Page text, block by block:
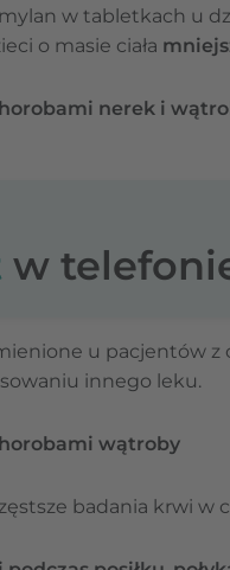
w tabletkach u
o masie ciała
nerek i
w
u pacjentów
innego leku.
wątroby
badania krwi